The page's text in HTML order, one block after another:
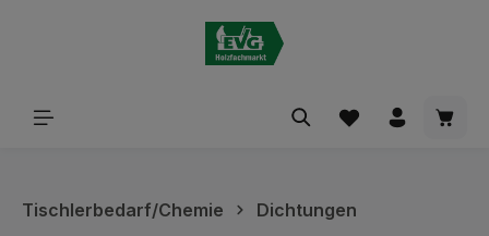
Tischlerbedarf/Chemie Dichtungen